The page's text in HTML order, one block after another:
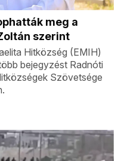
meg a
szerint
Hitközség (EMIH)
bejegyzést Radnóti
Szövetsége